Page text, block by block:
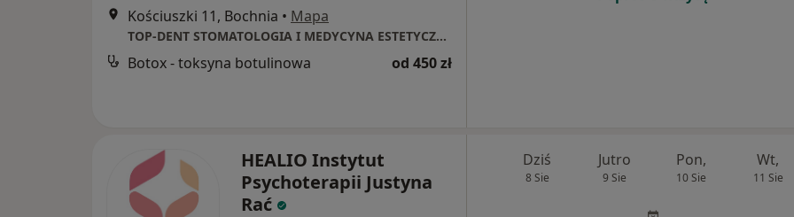
Kościuszki 11, Bochnia • Mapa
TOP-DENT STOMATOLOGIA I MEDYCYNA ESTETYCZNA
Botox - toksyna botulinowa od 450 zł
HEALIO Instytut
Psychoterapii Justyna
Rać
Dziś
8 Sie
Jutro
9 Sie
Pon,
10 Sie
Wt,
11 Sie